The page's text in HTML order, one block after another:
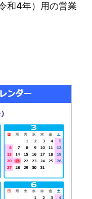
和4年）用の営業